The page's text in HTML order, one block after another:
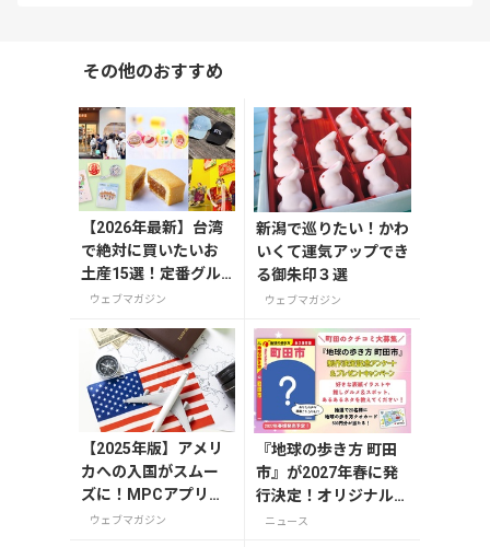
その他のおすすめ
【2026年最新】台湾
で絶対に買いたいお
土産15選！定番グル
メやかわいい雑貨、
ウェブマガジン
新潟で巡りたい！かわ
いくて運気アップでき
る御朱印３選
ウェブマガジン
【2025年版】アメリ
カへの入国がスムー
ズに！MPCアプリの
登録方法や使い方を
ウェブマガジン
『地球の歩き方 町田
市』が2027年春に発
行決定！オリジナルグ
ッズが当たる発行記念
ニュース